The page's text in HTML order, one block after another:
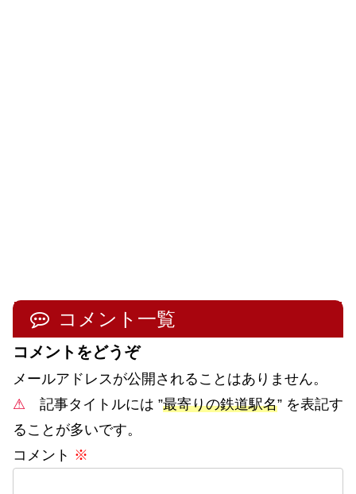
コメント一覧
コメントをどうぞ
メールアドレスが公開されることはありません。
⚠ 記事タイトルには ”最寄りの鉄道駅名” を表記す
ることが多いです。
コメント ※